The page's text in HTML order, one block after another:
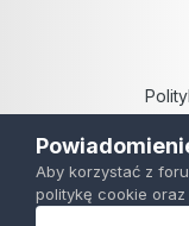
Aby korzystać z
politykę cookie oraz